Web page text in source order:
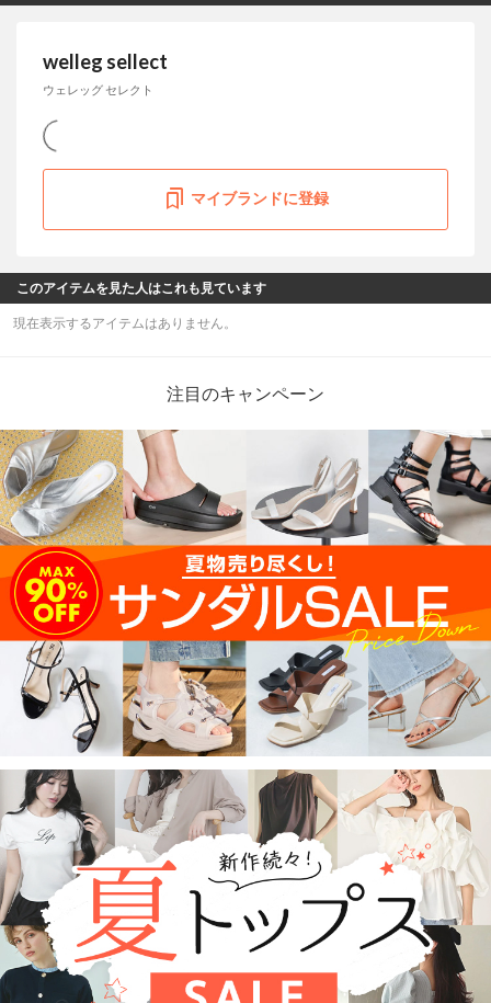
welleg sellect
ウェレッグ セレクト
マイブランドに登録
このアイテムを見た人はこれも見ています
現在表示するアイテムはありません。
注目のキャンペーン